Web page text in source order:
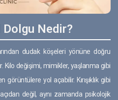
Nedir?
dudak köşeleri yönüne doğru
Kilo değişimi, mimikler, yaşlanma gibi
yol açabilir. Kırışıklık gibi
değil, aynı zamanda psikolojik